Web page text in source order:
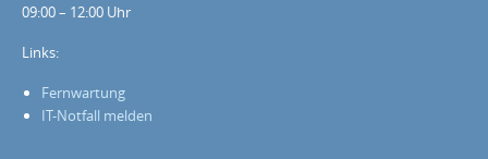
09:00 – 12:00 Uhr
Links:
Fernwartung
IT-Notfall melden